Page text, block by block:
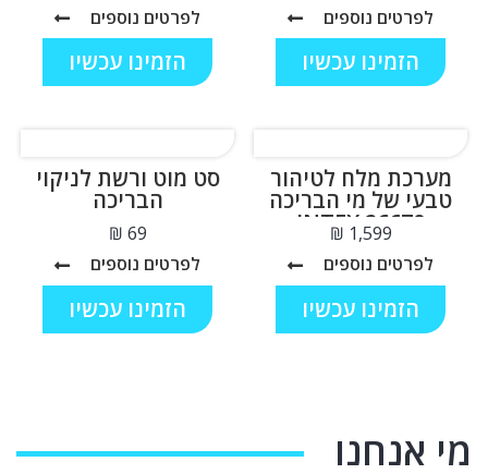
לפרטים נוספים
הזמינו עכשיו
לפרטים נוספים
הזמינו עכשיו
מערכת מלח לטיהור
טבעי של מי הבריכה
INTEX 26670
₪
לפרטים נוספים
הזמינו עכשיו
סט מוט ורשת לניקוי
הבריכה
₪
לפרטים נוספים
הזמינו עכשיו
מי אנחנו